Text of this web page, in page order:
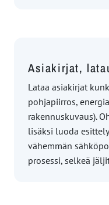
Asiakirjat,
Lataa asiakirjat
pohjapiirros,
rakennuskuvaus).
lisäksi luoda
vähemmän
prosessi, selkeä